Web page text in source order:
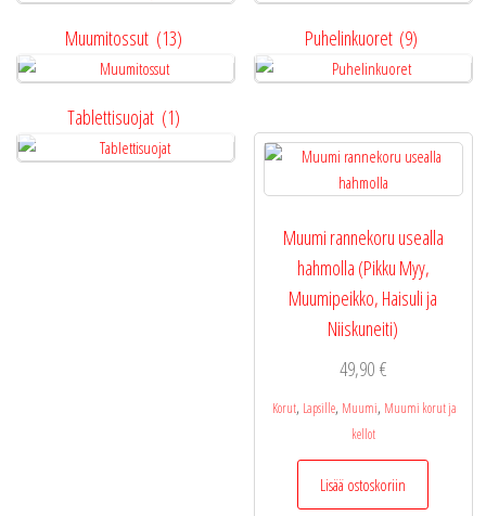
Muumitossut (13) Puhelinkuoret (9)
Tablettisuojat (1)
Muumi rannekoru usealla
hahmolla (Pikku Myy,
Muumipeikko, Haisuli ja
Niiskuneiti)
49,90 €
Korut, Lapsille, Muumi, Muumi korut ja
kellot
Lisää ostoskoriin